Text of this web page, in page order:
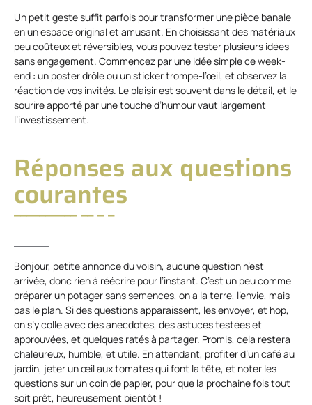
Un petit geste suffit parfois pour transformer une pièce banale
en un espace original et amusant. En choisissant des matériaux
peu coûteux et réversibles, vous pouvez tester plusieurs idées
sans engagement. Commencez par une idée simple ce week-
end : un poster drôle ou un sticker trompe-l’œil, et observez la
réaction de vos invités. Le plaisir est souvent dans le détail, et le
sourire apporté par une touche d’humour vaut largement
l’investissement.
Réponses aux questions
courantes
Bonjour, petite annonce du voisin, aucune question n’est
arrivée, donc rien à réécrire pour l’instant. C’est un peu comme
préparer un potager sans semences, on a la terre, l’envie, mais
pas le plan. Si des questions apparaissent, les envoyer, et hop,
on s’y colle avec des anecdotes, des astuces testées et
approuvées, et quelques ratés à partager. Promis, cela restera
chaleureux, humble, et utile. En attendant, profiter d’un café au
jardin, jeter un œil aux tomates qui font la tête, et noter les
questions sur un coin de papier, pour que la prochaine fois tout
soit prêt, heureusement bientôt !